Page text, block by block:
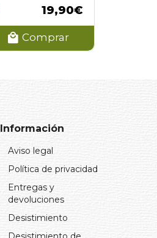
19,90€
Comprar
Información
Aviso legal
Política de privacidad
Entregas y
devoluciones
Desistimiento